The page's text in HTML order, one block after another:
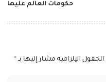
حكومات العالم عليها
الحقول الإلزامية مشار إليها بـ *